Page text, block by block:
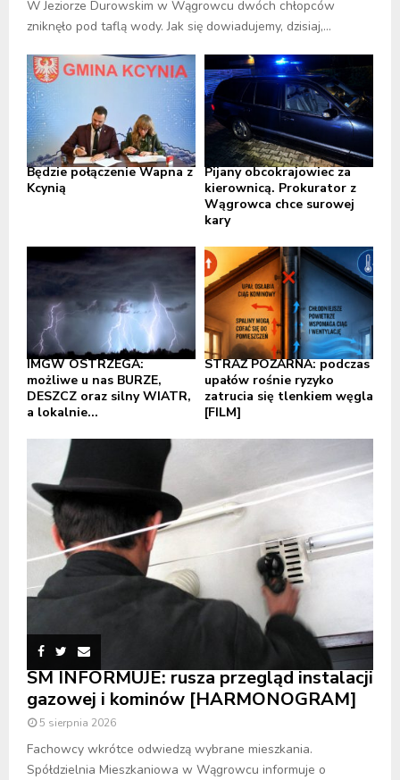
W Jeziorze Durowskim w Wągrowcu dwóch chłopców
zniknęło pod taflą wody. Jak się dowiadujemy, dzisiaj,...
Będzie połączenie Wapna z
Kcynią
Pijany obcokrajowiec za
kierownicą. Prokurator z
Wągrowca chce surowej
kary
IMGW OSTRZEGA:
możliwe u nas BURZE,
DESZCZ oraz silny WIATR,
a lokalnie...
STRAŻ POŻARNA: podczas
upałów rośnie ryzyko
zatrucia się tlenkiem węgla
[FILM]
SM INFORMUJE: rusza przegląd instalacji
gazowej i kominów [HARMONOGRAM]
5 sierpnia 2026
Fachowcy wkrótce odwiedzą wybrane mieszkania.
Spółdzielnia Mieszkaniowa w Wągrowcu informuje o